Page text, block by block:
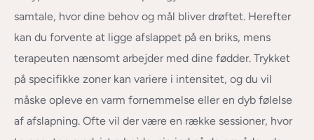
samtale, hvor dine behov og mål bliver drøftet. Herefter
kan du forvente at ligge afslappet på en briks, mens
terapeuten nænsomt arbejder med dine fødder. Trykket
på specifikke zoner kan variere i intensitet, og du vil
måske opleve en varm fornemmelse eller en dyb følelse
af afslapning. Ofte vil der være en række sessioner, hvor